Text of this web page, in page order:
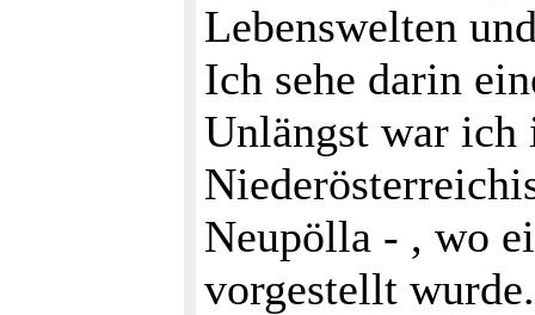
Lebenswelten
Ich sehe darin
Unlängst war
Neupölla - , wo
vorgestellt